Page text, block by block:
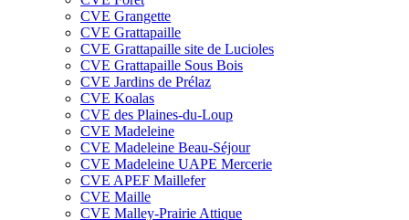
CVE Grangette
CVE Grattapaille
CVE Grattapaille site de Lucioles
CVE Grattapaille Sous Bois
CVE Jardins de Prélaz
CVE Koalas
CVE des Plaines-du-Loup
CVE Madeleine
CVE Madeleine Beau-Séjour
CVE Madeleine UAPE Mercerie
CVE APEF Maillefer
CVE Maille
CVE Malley-Prairie Attique